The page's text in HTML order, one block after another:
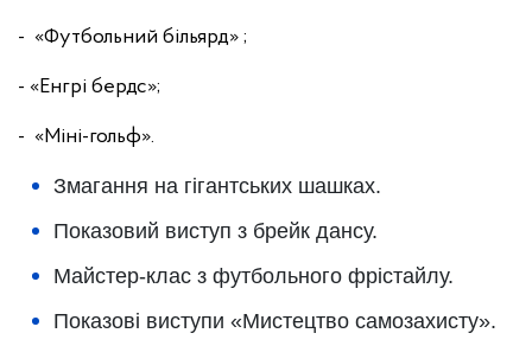
- «Футбольний більярд» ;
- «Енгрі бердс»;
- «Міні-гольф».
Змагання на гігантських шашках.
Показовий виступ з брейк дансу.
Майстер-клас з футбольного фрістайлу.
Показові виступи «Мистецтво самозахисту».